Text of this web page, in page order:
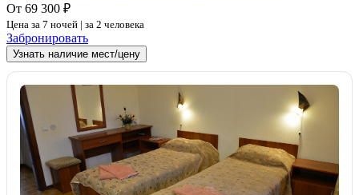
От 69 300 ₽
Цена за 7 ночей | за 2 человека
Забронировать
Узнать наличие мест/цену